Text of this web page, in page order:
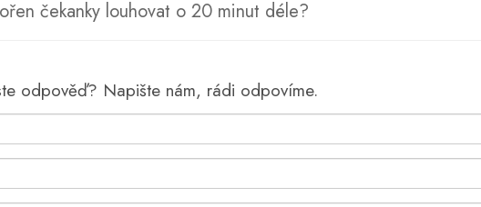
čekanky louhovat o 20 minut déle?
odpověď? Napište nám, rádi odpovíme.